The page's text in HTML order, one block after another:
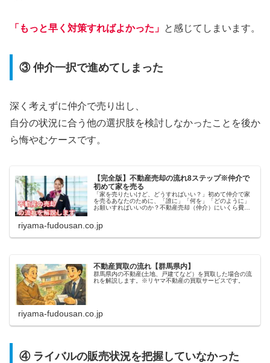
「もっと早く対策すればよかった」 と感じてしまいます。
③ 仲介一択で進めてしまった
深く考えずに仲介で売り出し、
自分の状況に合う他の選択肢を検討しなかったことを後か
ら悔やむケースです。
【完全版】不動産売却の流れ8ステップ※仲介で
初めて家を売る
「家を売りたいけど、どうすればいい？」初めて仲介で家
を売るあなたのために、「誰に」「何を」「どのように」
お願いすればいいのか？不動産売却（仲介）にいくら費用
可能な記事です。
riyama-fudousan.co.jp
不動産買取の流れ【群馬県内】
群馬県内の不動産(土地、戸建てなど）を買取した場合の流
れを解説します。※リヤマ不動産の買取サービスです。
riyama-fudousan.co.jp
④ ライバルの販売状況を把握していなかった